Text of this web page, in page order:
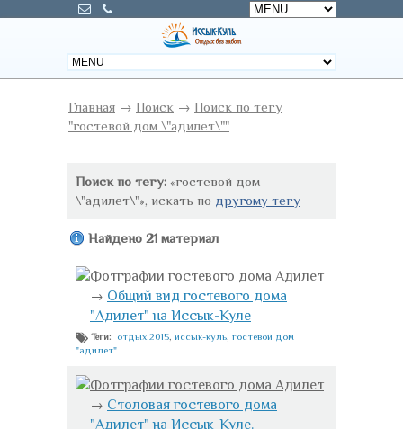
Главная → Поиск → Поиск по тегу
"гостевой дом \"адилет\""
Поиск по тегу: «гостевой дом
\"адилет\"», искать по другому тегу
Найдено 21 материал
Фотграфии гостевого дома Адилет
→ Общий вид гостевого дома
"Адилет" на Иссык-Куле
Теги: отдых 2015 иссык-куль гостевой дом
"адилет"
Фотграфии гостевого дома Адилет
→ Столовая гостевого дома
"Адилет" на Иссык-Куле.